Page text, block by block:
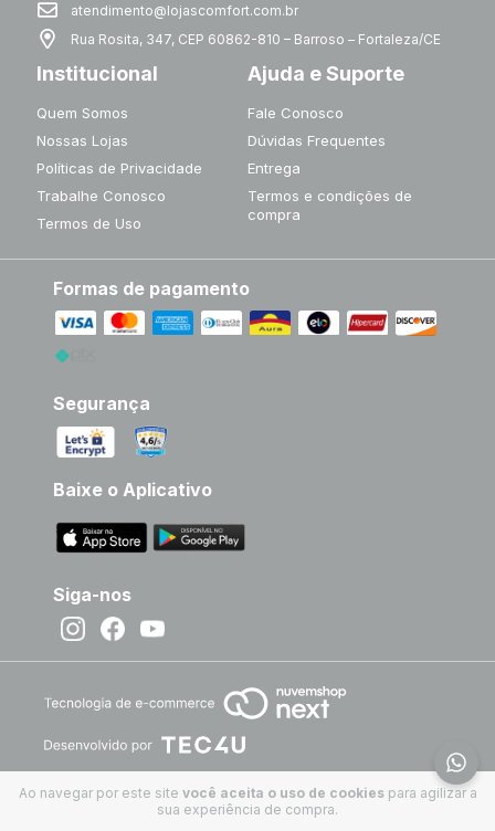
Ao navegar por este site você aceita o uso de cookiespara agilizar a
sua experiência de compra.
atendimento@lojascomfort.com.br
Rua Rosita, 347, CEP 60862-810 – Barroso – Fortaleza/CE
Institucional
Quem Somos
Nossas Lojas
Políticas de Privacidade
Trabalhe Conosco
Termos de Uso
Ajuda e Suporte
Fale Conosco
Dúvidas Frequentes
Entrega
Termos e condições de
compra
Formas de pagamento
Segurança
Baixe o Aplicativo
Siga-nos